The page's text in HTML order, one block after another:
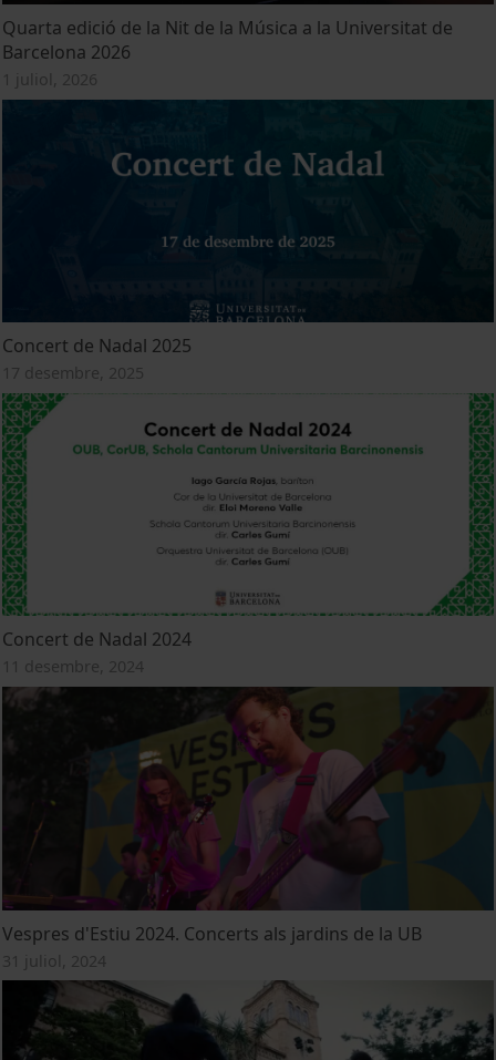
Quarta edició de la Nit de la Música a la Universitat de
Barcelona 2026
1 juliol, 2026
Concert de Nadal 2025
17 desembre, 2025
Concert de Nadal 2024
11 desembre, 2024
Vespres d'Estiu 2024. Concerts als jardins de la UB
31 juliol, 2024